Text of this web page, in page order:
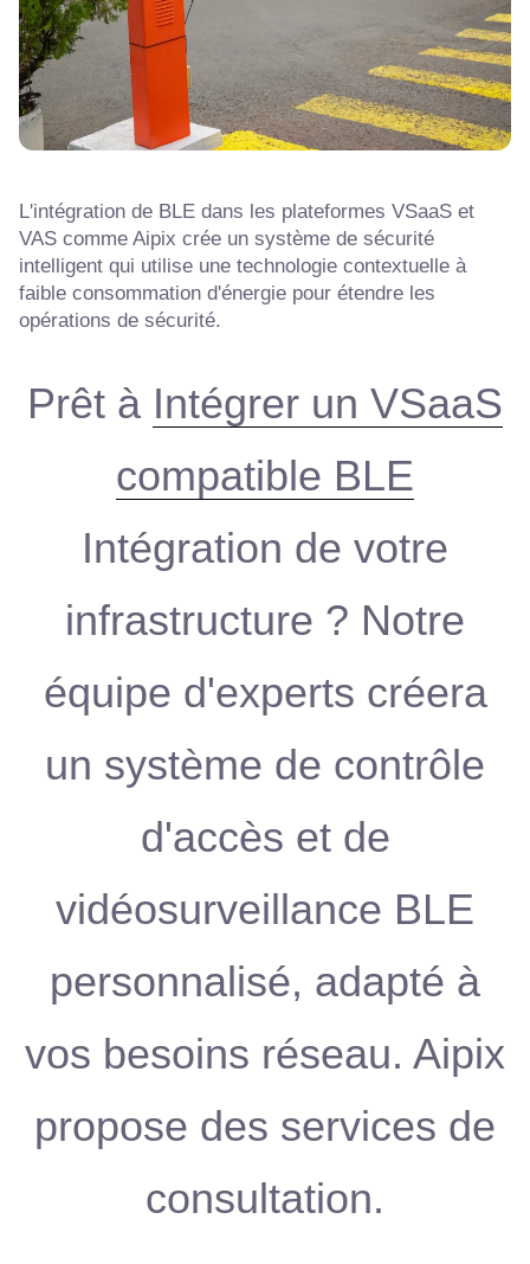
L'intégration de BLE dans les plateformes VSaaS et
VAS comme Aipix crée un système de sécurité
intelligent qui utilise une technologie contextuelle à
faible consommation d'énergie pour étendre les
opérations de sécurité.
Prêt à Intégrer un VSaaS
compatible BLE
Intégration de votre
infrastructure ? Notre
équipe d'experts créera
un système de contrôle
d'accès et de
vidéosurveillance BLE
personnalisé, adapté à
vos besoins réseau. Aipix
propose des services de
consultation.